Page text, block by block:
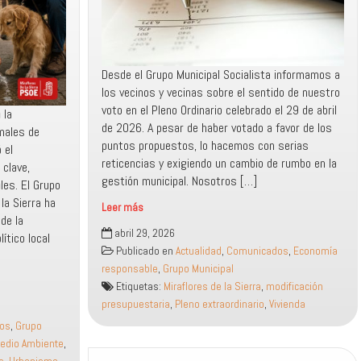
la
de
el
​El Grupo
Sierra ha
la
local
, Grupo
Ambiente,
Desde el Grupo Municipal Socialista informamos a
los vecinos y vecinas sobre el sentido de nuestro
voto en el Pleno Ordinario celebrado el 29 de abril
de 2026. A pesar de haber votado a favor de los
puntos propuestos, lo hacemos con serias
reticencias y exigiendo un cambio de rumbo en la
gestión municipal. Nosotros […]
Leer más
El
PSOE
de
Miraflores
denuncia
la
falta
de
abril 29, 2026
Publicado en Actualidad, Comunicados, Economía
responsable, Grupo Municipal
Etiquetas: Miraflores de la Sierra, modificación
presupuestaria, Pleno extraordinario, Vivienda